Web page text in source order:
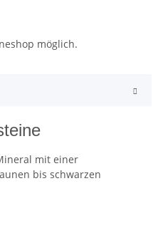
möglich.
mit einer
bis schwarzen